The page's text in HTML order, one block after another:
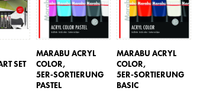
SET
MARABU ACRYL
COLOR,
5ER-SORTIERUNG
PASTEL
MARABU ACRYL
COLOR,
5ER-SORTIERUNG
BASIC